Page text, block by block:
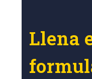
Llena